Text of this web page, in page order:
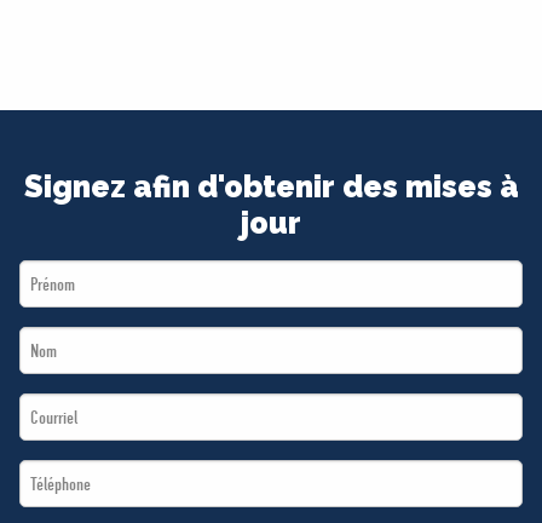
Signez afin d'obtenir des mises à
jour
First
Name
Last
Name
Email
*
Téléphone
*